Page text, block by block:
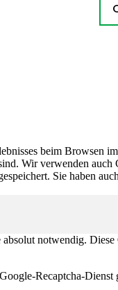
beim
Wir verwenden auch
Sie haben
notwendig.
Recaptcha-